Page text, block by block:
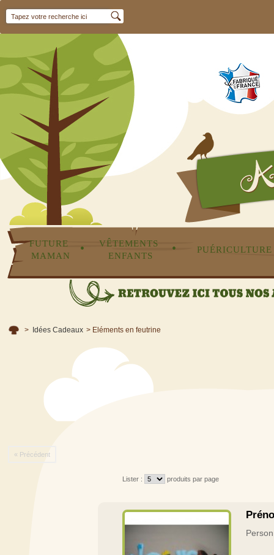
FUTURE
MAMAN
•
VÊTEMENTS
ENFANTS
• PUÉRICULTURE
> Idées Cadeaux > Eléments en feutrine
« Précédent
Lister : produits par page